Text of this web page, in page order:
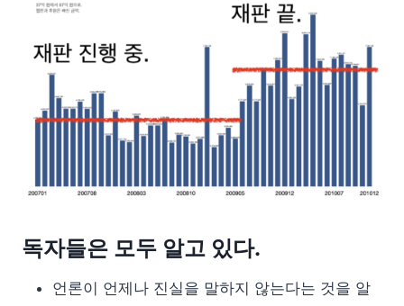
독자들은 모두 알고 있다.
언론이 언제나 진실을 말하지 않는다는 것을 알